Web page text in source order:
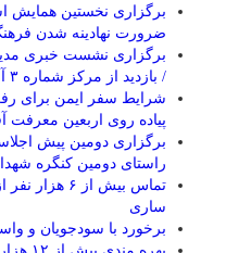
برگزاری نخستین همایش
ضرورت نهادینه شدن
برگزاری نشست خبری
/ بازدید از مرکز شماره ۳ آموزش فنی و حرفه ای ساری
شرایط سفر ایمن برای
پیاده روی اربعین
برگزاری دومین پیش
راستای دومین کنگره
ساری
برخورد با سودجویان و